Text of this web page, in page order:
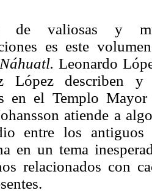
de valiosas y
es este
Leonardo
López describen y
en el Templo Mayor
atiende a
entre los
en un tema
relacionados con